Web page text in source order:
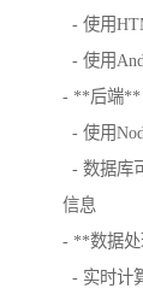
- 使用
- 使用
- **后端**
- 使用
- 数据库
信息
- **数据
- 实时计